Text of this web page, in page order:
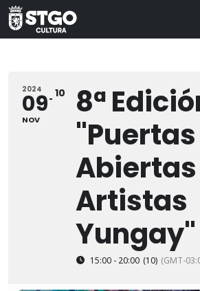
2024
09
NOV
10
8ª
"Puertas
Abiertas
Artistas
Yungay"
15:00 - 20:00 (10) (GMT-